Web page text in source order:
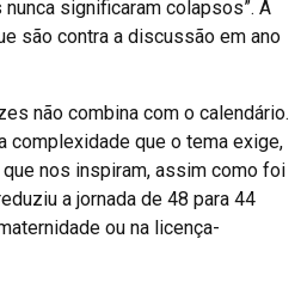
significaram colapsos”. A
são contra a discussão em ano
não combina com o calendário.
complexidade que o tema exige,
nos inspiram, assim como foi
a jornada de 48 para 44
ou na licença-